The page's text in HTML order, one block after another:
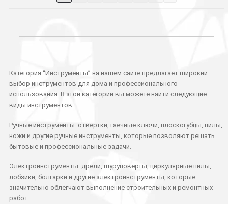
Категория “Инструменты” на нашем сайте предлагает широкий
выбор инструментов для дома и профессионального
использования. В этой категории вы можете найти следующие
виды инструментов:
Ручные инструменты: отвертки, гаечные ключи, плоскогубцы, пилы,
ножи и другие ручные инструменты, которые позволяют решать
бытовые и профессиональные задачи.
Электроинструменты: дрели, шуруповерты, циркулярные пилы,
лобзики, болгарки и другие электроинструменты, которые
значительно облегчают выполнение строительных и ремонтных
работ.